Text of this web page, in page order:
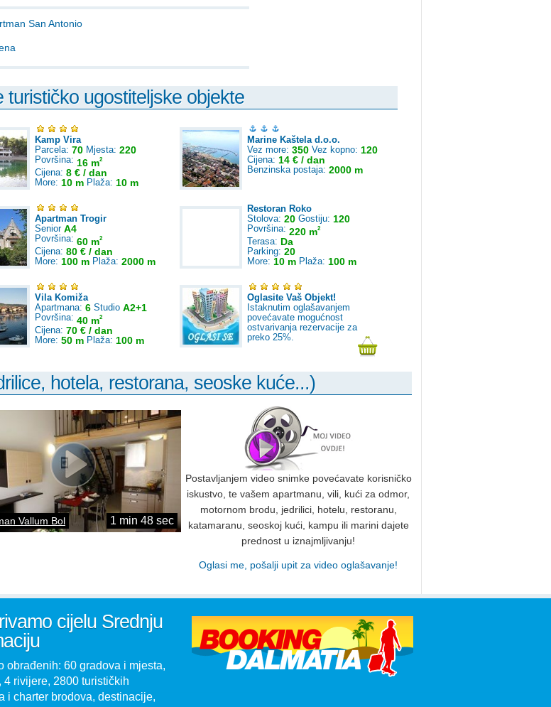
San Antonio
ugostiteljske objekte
Kamp Vira
Parcela: 70 Mjesta: 220
Površina: 16 m2
Cijena: 8 € / dan
More: 10 m Plaža: 10 m
Marine Kaštela d.o.o.
Vez more: 350 Vez kopno: 120
Cijena: 14 € / dan
Benzinska postaja: 2000 m
Apartman Trogir
Senior A4
Površina: 60 m2
Cijena: 80 € / dan
More: 100 m Plaža: 2000 m
Restoran Roko
Stolova: 20 Gostiju: 120
Površina: 220 m2
Terasa: Da
Parking: 20
More: 10 m Plaža: 100 m
Vila Komiža
Apartmana: 6 Studio A2+1
Površina: 40 m2
Cijena: 70 € / dan
More: 50 m Plaža: 100 m
Oglasite Vaš Objekt!
Istaknutim oglašavanjem
povećavate mogućnost
ostvarivanja rezervacije za
preko 25%.
hotela, restorana, seoske kuće...)
Vallum Bol 1 min 48 sec
Postavljanjem video snimke povećavate korisničko
iskustvo, te vašem apartmanu, vili, kući za odmor,
motornom brodu, jedrilici, hotelu, restoranu,
katamaranu, seoskoj kući, kampu ili marini dajete
prednost u iznajmljivanju!
Oglasi me, pošalji upit za video oglašavanje!
cijelu Srednju
obrađenih: 60 gradova i mjesta,
4 rivijere, 2800 turističkih
i charter brodova, destinacije,